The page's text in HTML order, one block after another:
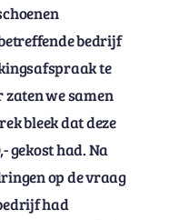
bedrijf
te
zaten we samen
bleek dat deze
gekost had. Na
op de vraag
had